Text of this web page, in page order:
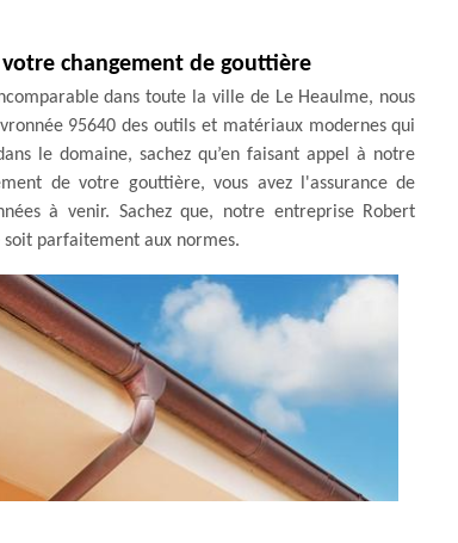
changement de gouttière
dans toute la ville de Le Heaulme, nous
95640 des outils et matériaux modernes qui
le domaine, sachez qu’en faisant appel à notre
de votre gouttière, vous avez l'assurance de
à venir. Sachez que, notre entreprise Robert
parfaitement aux normes.